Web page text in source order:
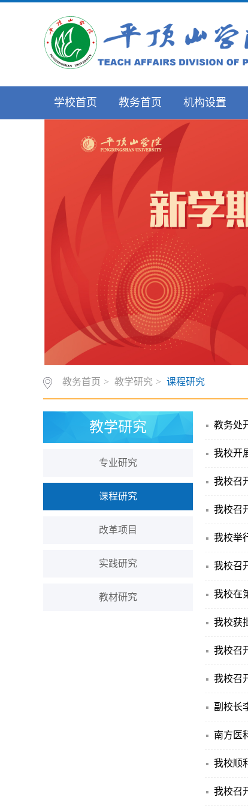
学校首页 教务首页 机构设置
教务首页 > 教学研究 > 课程研究
教学研究
专业研究
课程研究
改革项目
实践研究
教材研究
教务处
我校开
我校召
我校召
我校举
我校召
我校在
我校获
我校召
我校召
副校长
南方医
我校召